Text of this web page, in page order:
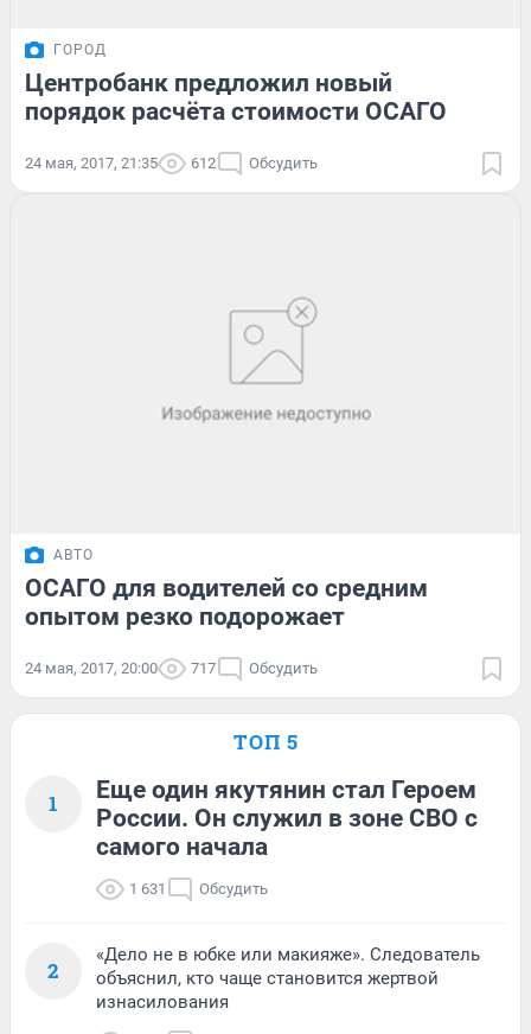
ГОРОД
Центробанк предложил новый
порядок расчёта стоимости ОСАГО
24 мая, 2017, 21:35 612 Обсудить
АВТО
ОСАГО для водителей со средним
опытом резко подорожает
24 мая, 2017, 20:00 717 Обсудить
ТОП 5
1
Еще один якутянин стал Героем
России. Он служил в зоне СВО с
самого начала
1 631 Обсудить
2
«Дело не в юбке или макияже». Следователь
объяснил, кто чаще становится жертвой
изнасилования